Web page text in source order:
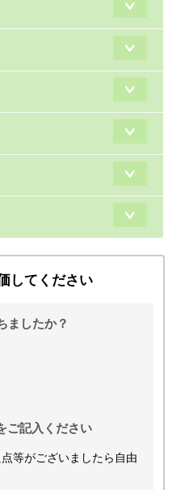
してください
ましたか？
ご記入ください
等がございましたら自由